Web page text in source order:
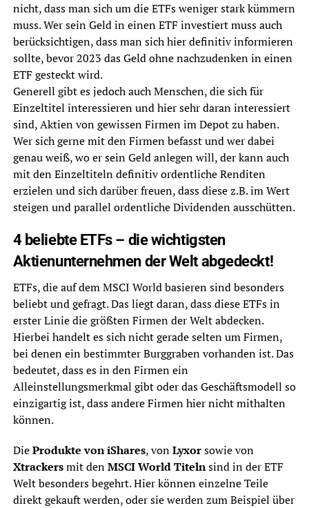
nicht, dass man sich um die ETFs weniger stark kümmern
muss. Wer sein Geld in einen ETF investiert muss auch
berücksichtigen, dass man sich hier definitiv informieren
sollte, bevor 2023 das Geld ohne nachzudenken in einen
ETF gesteckt wird.
Generell gibt es jedoch auch Menschen, die sich für
Einzeltitel interessieren und hier sehr daran interessiert
sind, Aktien von gewissen Firmen im Depot zu haben.
Wer sich gerne mit den Firmen befasst und wer dabei
genau weiß, wo er sein Geld anlegen will, der kann auch
mit den Einzeltiteln definitiv ordentliche Renditen
erzielen und sich darüber freuen, dass diese z.B. im Wert
steigen und parallel ordentliche Dividenden ausschütten.
4 beliebte ETFs – die wichtigsten
Aktienunternehmen der Welt abgedeckt!
ETFs, die auf dem MSCI World basieren sind besonders
beliebt und gefragt. Das liegt daran, dass diese ETFs in
erster Linie die größten Firmen der Welt abdecken.
Hierbei handelt es sich nicht gerade selten um Firmen,
bei denen ein bestimmter Burggraben vorhanden ist. Das
bedeutet, dass es in den Firmen ein
Alleinstellungsmerkmal gibt oder das Geschäftsmodell so
einzigartig ist, dass andere Firmen hier nicht mithalten
können.
DieProdukte von iShares, vonLyxorsowie von
Xtrackersmit denMSCI World Titelnsind in der ETF
Welt besonders begehrt. Hier können einzelne Teile
direkt gekauft werden, oder sie werden zum Beispiel über